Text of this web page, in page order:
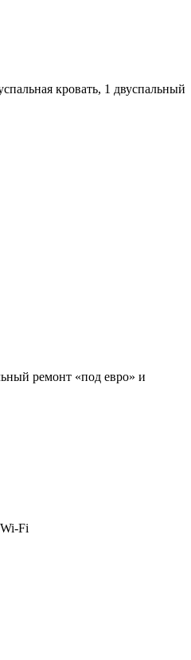
кровать, 1 двуспальный
ремонт «под евро» и
Fi